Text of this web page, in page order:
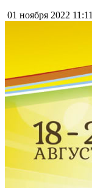
01 ноября 2022 11:11